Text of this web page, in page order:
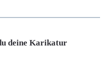
deine Karikatur